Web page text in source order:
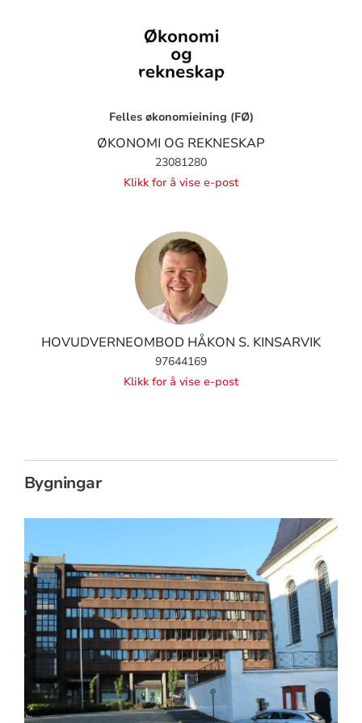
Felles økonomieining (FØ)
ØKONOMI OG REKNESKAP
23081280
Klikk for å vise e-post
HOVUDVERNEOMBOD HÅKON S. KINSARVIK
97644169
Klikk for å vise e-post
Bygningar